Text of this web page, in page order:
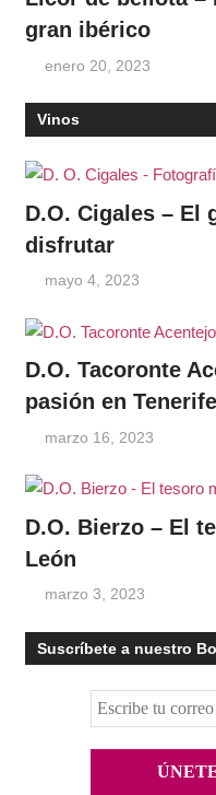
gran ibérico
enero 20, 2023
Vinos
D.O. Cigales – El
disfrutar
mayo 4, 2023
D.O. Tacoronte
pasión en Tenerife
marzo 16, 2023
D.O. Bierzo – El
León
marzo 3, 2023
Suscríbete a nuestro